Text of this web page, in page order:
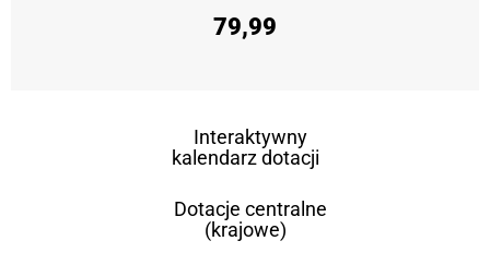
79,99
Interaktywny
kalendarz dotacji
Dotacje centralne
(krajowe)